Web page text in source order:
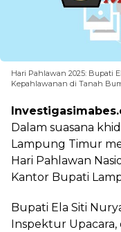
Hari Pahlawan 2025: Bupati
Kepahlawanan di Tanah
Dalam suasana
Lampung Timur
Hari Pahlawan
Kantor Bupati
Bupati Ela Siti
Inspektur Upacara,